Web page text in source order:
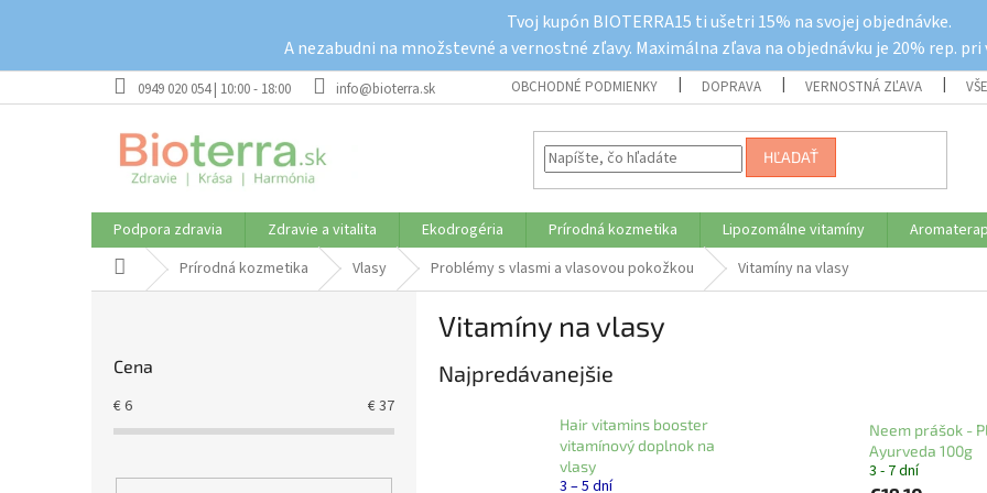
Tvoj kupón BIOTERRA15 ti ušetri 15% na svojej objednávke.
A nezabudni na množstevné a vernostné zľavy. Maximálna zľava na objednávku je 20% rep. pri
0949 020 054 | 10:00 - 18:00 info@bioterra.sk OBCHODNÉ PODMIENKY DOPRAVA VERNOSTNÁ ZĽAVA
HĽADAŤ
Podpora zdravia Zdravie a vitalita Ekodrogéria Prírodná kozmetika Lipozomálne vitamíny
DomovPrírodná kozmetika Vlasy Problémy s vlasmi a vlasovou pokožkou Vitamíny na vlasy
Cena
€6 €37
Vitamíny na vlasy
Najpredávanejšie
Hair vitamins booster
vitamínový doplnok na
vlasy
3 – 5 dní
Neem prášok -
Ayurveda 100g
3 - 7 dní